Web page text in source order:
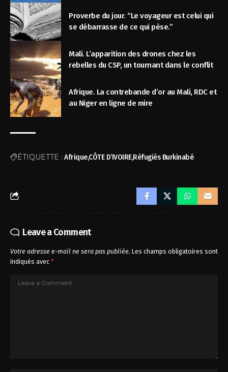
Proverbe du jour. “Le voyageur est celui qui
se débarrasse de ce qui pèse.”
Mali. L’apparition des drones chez les
rebelles du CSP, un tournant dans le conflit
Afrique. La contrebande d’or au Mali, RDC et
au Niger en ligne de mire
ÉTIQUETTE : AfriqueCÔTE D’IVOIRERéfugiés Burkinabé
Leave a Comment
Votre adresse e-mail ne sera pas publiée. Les champs obligatoires sont
indiqués avec *